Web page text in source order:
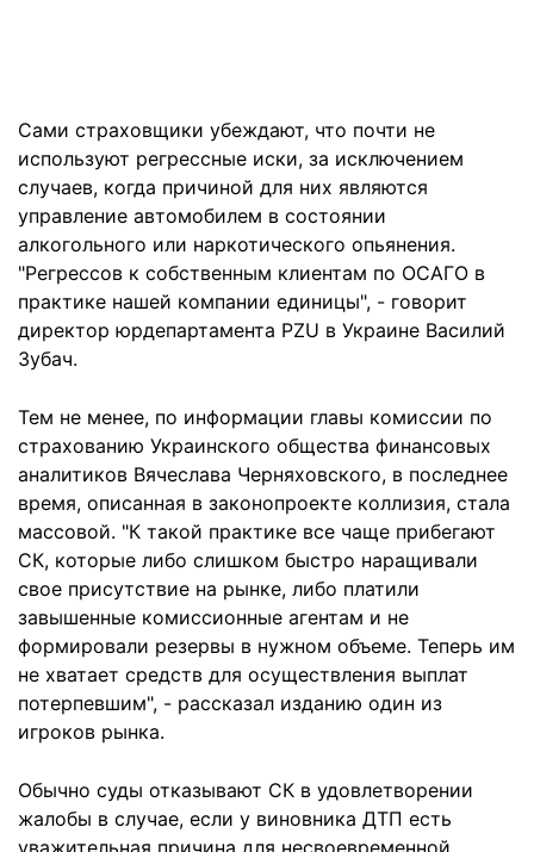
Сами страховщики убеждают, что почти не
используют регрессные иски, за исключением
случаев, когда причиной для них являются
управление автомобилем в состоянии
алкогольного или наркотического опьянения.
"Регрессов к собственным клиентам по ОСАГО в
практике нашей компании единицы", - говорит
директор юрдепартамента PZU в Украине Василий
Зубач.
Тем не менее, по информации главы комиссии по
страхованию Украинского общества финансовых
аналитиков Вячеслава Черняховского, в последнее
время, описанная в законопроекте коллизия, стала
массовой. "К такой практике все чаще прибегают
СК, которые либо слишком быстро наращивали
свое присутствие на рынке, либо платили
завышенные комиссионные агентам и не
формировали резервы в нужном объеме. Теперь им
не хватает средств для осуществления выплат
потерпевшим", - рассказал изданию один из
игроков рынка.
Обычно суды отказывают СК в удовлетворении
жалобы в случае, если у виновника ДТП есть
уважительная причина для несвоевременной